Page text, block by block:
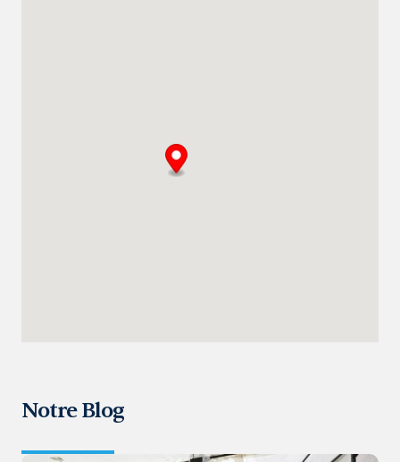
Notre Blog